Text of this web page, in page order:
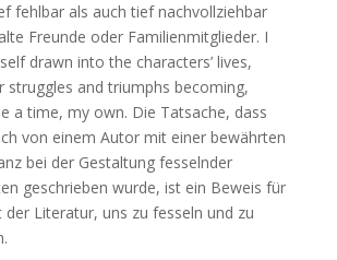
fehlbar als auch tief nachvollziehbar
Freunde oder Familienmitglieder. I
drawn into the characters’ lives,
struggles and triumphs becoming,
a time, my own. Die Tatsache, dass
von einem Autor mit einer bewährten
bei der Gestaltung fesselnder
geschrieben wurde, ist ein Beweis für
der Literatur, uns zu fesseln und zu